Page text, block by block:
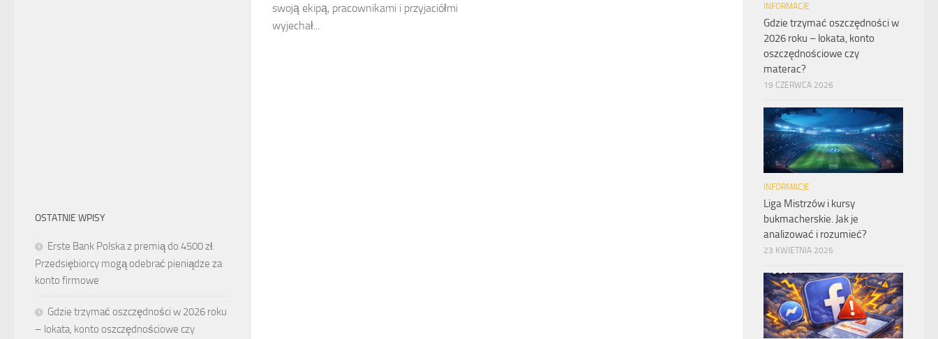
swoją ekipą, pracownikami i przyjaciółmi
wyjechał...
OSTATNIE WPISY
Erste Bank Polska z premią do 4500 zł.
Przedsiębiorcy mogą odebrać pieniądze za
konto firmowe
Gdzie trzymać oszczędności w 2026 roku
– lokata, konto oszczędnościowe czy
INFORMACJE
Gdzie trzymać oszczędności w
2026 roku – lokata, konto
oszczędnościowe czy
materac?
19 CZERWCA 2026
INFORMACJE
Liga Mistrzów i kursy
bukmacherskie. Jak je
analizować i rozumieć?
23 KWIETNIA 2026